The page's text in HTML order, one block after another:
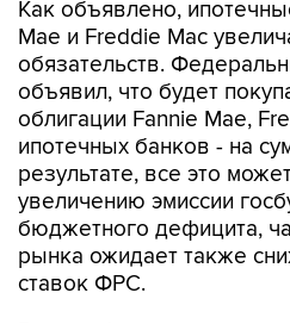
обязательств.
объявил, что будет
облигации Fannie Mae,
ипотечных банков - на
результате, все это
увеличению эмиссии
бюджетного дефицита,
рынка ожидает также
ставок ФРС.
Все эти факторы могут